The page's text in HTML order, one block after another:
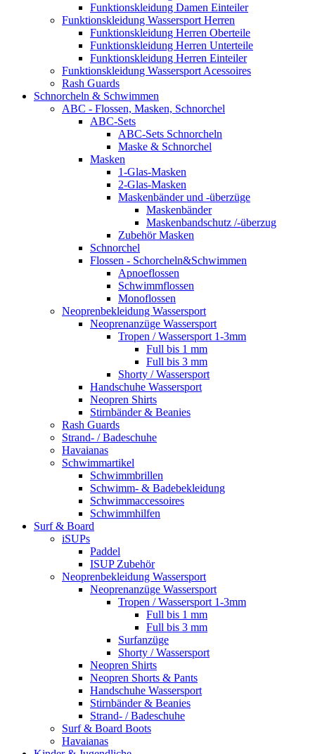
Funktionskleidung Damen Einteiler
Funktionskleidung Wassersport Herren
Funktionskleidung Herren Oberteile
Funktionskleidung Herren Unterteile
Funktionskleidung Herren Einteiler
Funktionskleidung Wassersport Acessoires
Rash Guards
Schnorcheln & Schwimmen
ABC - Flossen, Masken, Schnorchel
ABC-Sets
ABC-Sets Schnorcheln
Maske & Schnorchel
Masken
1-Glas-Masken
2-Glas-Masken
Maskenbänder und -überzüge
Maskenbänder
Maskenbandschutz /-überzug
Zubehör Masken
Schnorchel
Flossen - Schorcheln&Schwimmen
Apnoeflossen
Schwimmflossen
Monoflossen
Neoprenbekleidung Wassersport
Neoprenanzüge Wassersport
Tropen / Wassersport 1-3mm
Full bis 1 mm
Full bis 3 mm
Shorty / Wassersport
Handschuhe Wassersport
Neopren Shirts
Stirnbänder & Beanies
Rash Guards
Strand- / Badeschuhe
Havaianas
Schwimmartikel
Schwimmbrillen
Schwimm- & Badebekleidung
Schwimmaccessoires
Schwimmhilfen
Surf & Board
iSUPs
Paddel
ISUP Zubehör
Neoprenbekleidung Wassersport
Neoprenanzüge Wassersport
Tropen / Wassersport 1-3mm
Full bis 1 mm
Full bis 3 mm
Surfanzüge
Shorty / Wassersport
Neopren Shirts
Neopren Shorts & Pants
Handschuhe Wassersport
Stirnbänder & Beanies
Strand- / Badeschuhe
Surf & Board Boots
Havaianas